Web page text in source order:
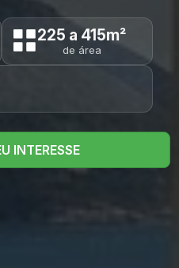
225 a 415m²
de área
INTERESSE